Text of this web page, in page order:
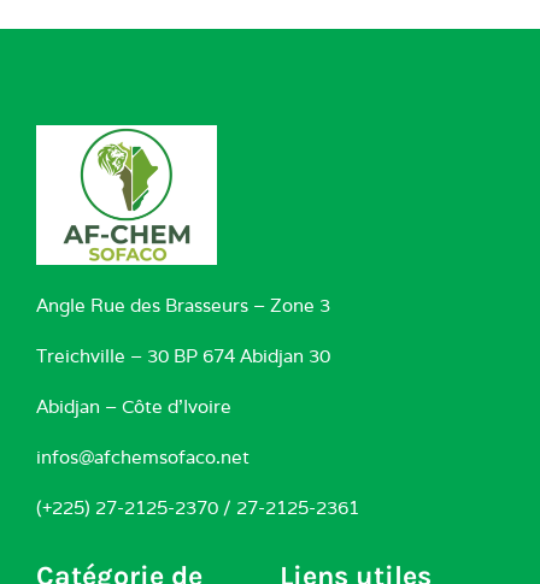
Angle Rue des Brasseurs – Zone 3
Treichville – 30 BP 674 Abidjan 30
Abidjan – Côte d’Ivoire
infos@afchemsofaco.net
(+225) 27-2125-2370 / 27-2125-2361
Catégorie de Liens utiles